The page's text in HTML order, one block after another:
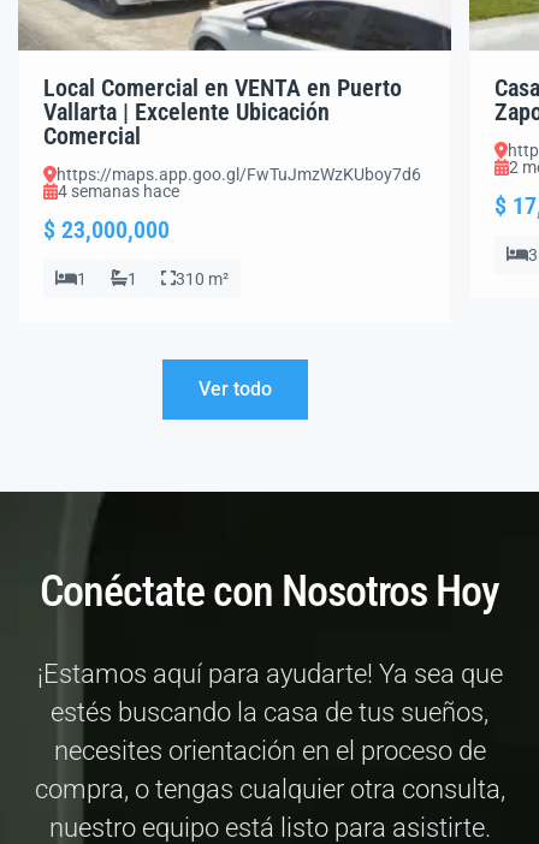
Local Comercial en VENTA en Puerto
Vallarta | Excelente Ubicación
Comercial
https://maps.app.goo.gl/FwTuJmzWzKUboy7d6
4 semanas hace
$ 23,000,000
1 1 310 m²
2
$
3
Ver todo
Conéctate con Nosotros Hoy
¡Estamos aquí para ayudarte! Ya sea que
estés buscando la casa de tus sueños,
necesites orientación en el proceso de
compra, o tengas cualquier otra consulta,
nuestro equipo está listo para asistirte.